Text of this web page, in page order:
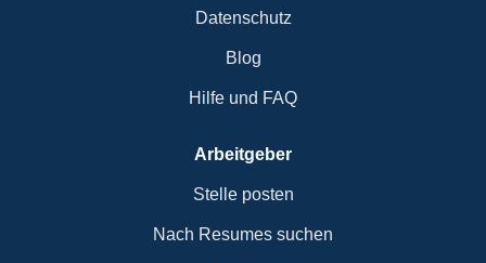
Datenschutz
Blog
Hilfe und FAQ
Arbeitgeber
Stelle posten
Nach Resumes suchen